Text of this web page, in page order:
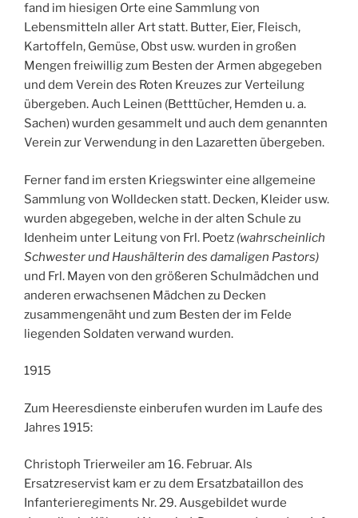
fand im hiesigen Orte eine Sammlung von
Lebensmitteln aller Art statt. Butter, Eier, Fleisch,
Kartoffeln, Gemüse, Obst usw. wurden in großen
Mengen freiwillig zum Besten der Armen abgegeben
und dem Verein des Roten Kreuzes zur Verteilung
übergeben. Auch Leinen (Betttücher, Hemden u. a.
Sachen) wurden gesammelt und auch dem genannten
Verein zur Verwendung in den Lazaretten übergeben.
Ferner fand im ersten Kriegswinter eine allgemeine
Sammlung von Wolldecken statt. Decken, Kleider usw.
wurden abgegeben, welche in der alten Schule zu
Idenheim unter Leitung von Frl. Poetz (wahrscheinlich
Schwester und Haushälterin des damaligen Pastors)
und Frl. Mayen von den größeren Schulmädchen und
anderen erwachsenen Mädchen zu Decken
zusammengenäht und zum Besten der im Felde
liegenden Soldaten verwand wurden.
1915
Zum Heeresdienste einberufen wurden im Laufe des
Jahres 1915:
Christoph Trierweiler am 16. Februar. Als
Ersatzreservist kam er zu dem Ersatzbataillon des
Infanterieregiments Nr. 29. Ausgebildet wurde